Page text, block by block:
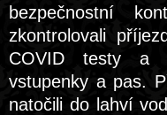
bezpečnostní
zkontrolovali
COVID testy a
vstupenky a pas.
natočili do lahví